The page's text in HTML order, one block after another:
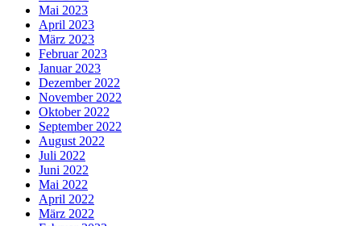
Mai 2023
April 2023
März 2023
Februar 2023
Januar 2023
Dezember 2022
November 2022
Oktober 2022
September 2022
August 2022
Juli 2022
Juni 2022
Mai 2022
April 2022
März 2022